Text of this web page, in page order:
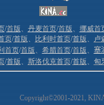
/首版、丹麦首页/首版、挪威首
页/首版、比利时首页/首版、卢
首页/首版、希腊首页/首版、塞
/首版、斯洛伐克首页/首版、匈
Copyright©2001-2021,